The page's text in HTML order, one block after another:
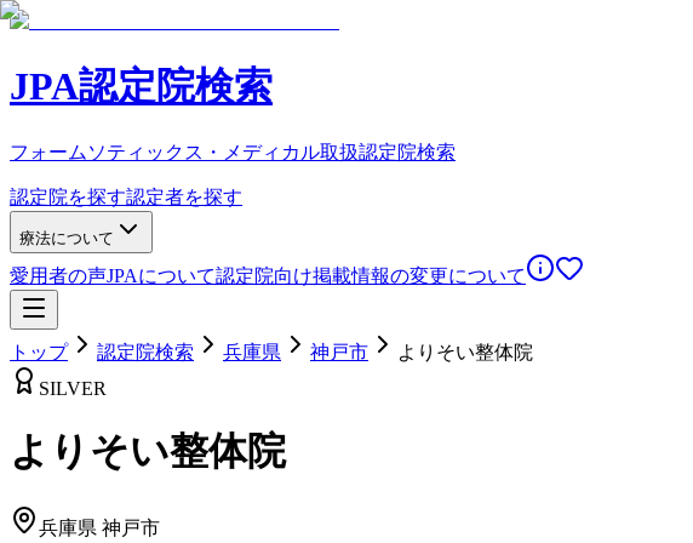
JPA認定院検索
フォームソティックス・メディカル取扱認定院検索
認定院を探す認定者を探す
療法について
愛用者の声JPAについて認定院向け掲載情報の変更について
トップ 認定院検索 兵庫県 神戸市
よりそい整体院
SILVER
よりそい整体院
兵庫県 神戸市